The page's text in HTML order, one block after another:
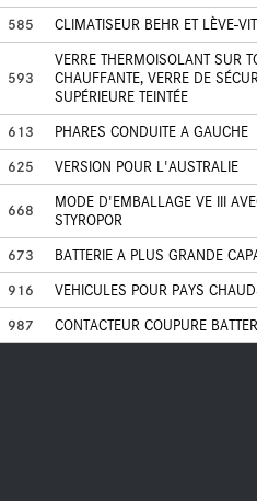
585
CLIMATISEUR BEHR ET LÈVE-
593
VERRE THERMOISOLANT SUR
CHAUFFANTE, VERRE DE
SUPÉRIEURE TEINTÉE
613
PHARES CONDUITE A GAUCHE
625
VERSION POUR L'AUSTRALIE
668
MODE D'EMBALLAGE VE III
STYROPOR
673
BATTERIE A PLUS GRANDE
916
VEHICULES POUR PAYS
987
CONTACTEUR COUPURE